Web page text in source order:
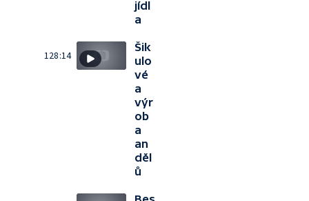
jídl
a
128:14
Šik
ulo
vé
a
výr
ob
a
an
děl
ů